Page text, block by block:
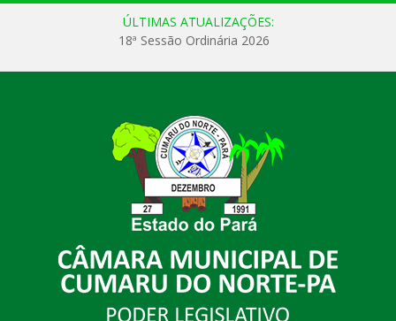
ÚLTIMAS ATUALIZAÇÕES:
18ª Sessão Ordinária 2026